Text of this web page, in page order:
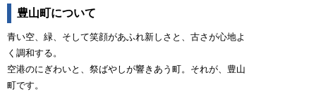
豊山町について
青い空、緑、そして笑顔があふれ新しさと、古さが心地よ
く調和する。
空港のにぎわいと、祭ばやしが響きあう町。それが、豊山
町です。